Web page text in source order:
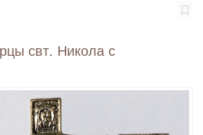
свт. Никола с